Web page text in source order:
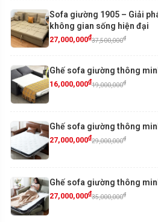
Sofa giường 1905 – Giải
không gian sống hiện đại
27,000,000₫37,500,000₫
Ghế sofa giường thông
16,000,000₫19,000,000₫
Ghế sofa giường thông
27,000,000₫29,000,000₫
Ghế sofa giường thông
27,000,000₫35,000,000₫